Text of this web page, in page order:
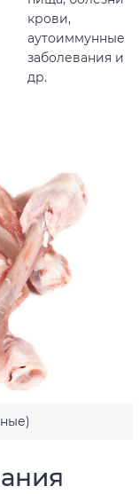
крови,
аутоиммунные
заболевания и
др.